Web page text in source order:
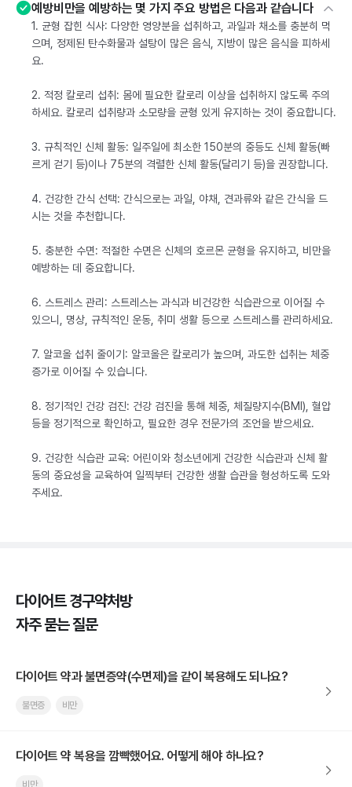
예방비만을 예방하는 몇 가지 주요 방법은 다음과 같습니다
1. 균형 잡힌 식사: 다양한 영양분을 섭취하고, 과일과 채소를 충분히 먹
으며, 정제된 탄수화물과 설탕이 많은 음식, 지방이 많은 음식을 피하세
요.
2. 적정 칼로리 섭취: 몸에 필요한 칼로리 이상을 섭취하지 않도록 주의
하세요. 칼로리 섭취량과 소모량을 균형 있게 유지하는 것이 중요합니다.
3. 규칙적인 신체 활동: 일주일에 최소한 150분의 중등도 신체 활동(빠
르게 걷기 등)이나 75분의 격렬한 신체 활동(달리기 등)을 권장합니다.
4. 건강한 간식 선택: 간식으로는 과일, 야채, 견과류와 같은 간식을 드
시는 것을 추천합니다.
5. 충분한 수면: 적절한 수면은 신체의 호르몬 균형을 유지하고, 비만을
예방하는 데 중요합니다.
6. 스트레스 관리: 스트레스는 과식과 비건강한 식습관으로 이어질 수
있으니, 명상, 규칙적인 운동, 취미 생활 등으로 스트레스를 관리하세요.
7. 알코올 섭취 줄이기: 알코올은 칼로리가 높으며, 과도한 섭취는 체중
증가로 이어질 수 있습니다.
8. 정기적인 건강 검진: 건강 검진을 통해 체중, 체질량지수(BMI), 혈압
등을 정기적으로 확인하고, 필요한 경우 전문가의 조언을 받으세요.
9. 건강한 식습관 교육: 어린이와 청소년에게 건강한 식습관과 신체 활
동의 중요성을 교육하여 일찍부터 건강한 생활 습관을 형성하도록 도와
주세요.
다이어트 경구약처방
자주 묻는 질문
다이어트 약과 불면증약(수면제)을 같이 복용해도 되나요?
불면증 비만
다이어트 약 복용을 깜빡했어요. 어떻게 해야 하나요?
비만